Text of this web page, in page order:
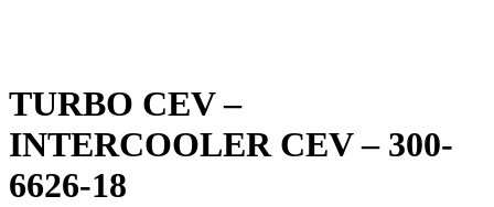
TURBO CEV –
INTERCOOLER CEV – 300-
6626-18